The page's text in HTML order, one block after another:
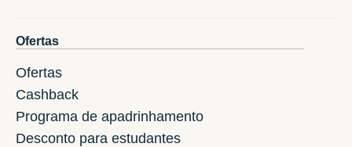
Ofertas
Ofertas
Cashback
Programa de apadrinhamento
Desconto para estudantes